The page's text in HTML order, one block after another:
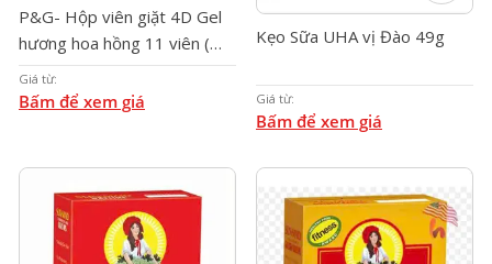
P&G- Hộp viên giặt 4D Gel
hương hoa hồng 11 viên (
Màu hồng )
Giá từ:
Bấm để xem giá
Kẹo Sữa UHA vị Đào 49g
Giá từ:
Bấm để xem giá